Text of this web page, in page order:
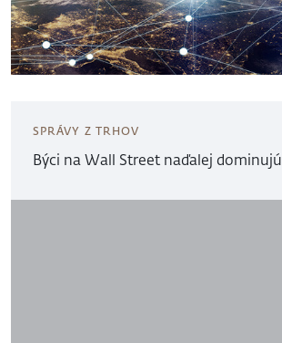
SPRÁVY Z TRHOV
Býci na Wall Street naďalej dominujú